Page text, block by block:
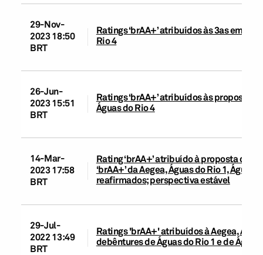
29-Nov-
2023 18:50
BRT
Ratings ‘brAA+’ atribuídos às 3as
Rio 4
26-Jun-
2023 15:51
BRT
Ratings ‘brAA+’ atribuídos às propostas
Águas do Rio 4
14-Mar-
2023 17:58
BRT
Rating ‘brAA+’ atribuído à proposta de
‘brAA+’ da Aegea, Águas do Rio 1,
reafirmados; perspectiva estável
29-Jul-
2022 13:49
BRT
Ratings 'brAA+' atribuídos à Aegea,
debêntures de Águas do Rio 1 e de